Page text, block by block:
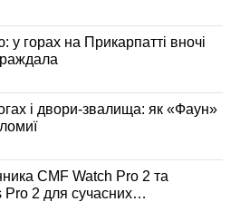
у горах на Прикарпатті вночі
і двори-звалища: як «Фаун»
CMF Watch Pro 2 та
2 для сучасних